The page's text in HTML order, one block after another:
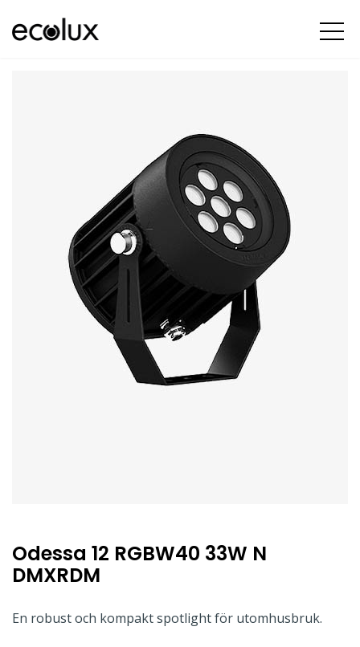
Odessa 12 RGBW40 33W N
DMXRDM
En robust och kompakt spotlight för utomhusbruk.